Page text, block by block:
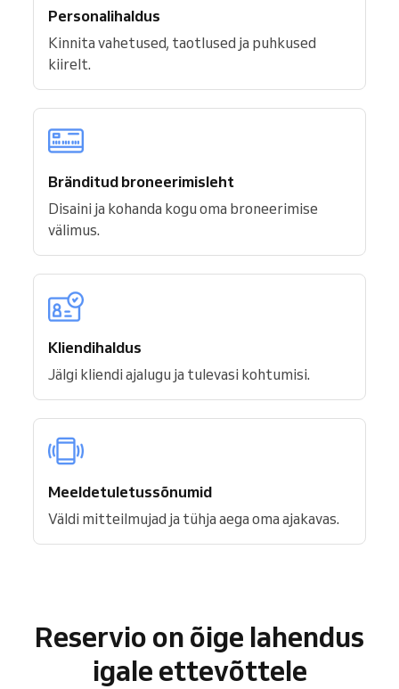
Personalihaldus
Kinnita vahetused, taotlused ja puhkused
kiirelt.
Bränditud broneerimisleht
Disaini ja kohanda kogu oma broneerimise
välimus.
Kliendihaldus
Jälgi kliendi ajalugu ja tulevasi kohtumisi.
Meeldetuletussõnumid
Väldi mitteilmujad ja tühja aega oma ajakavas.
Reservio on õige lahendus
igale ettevõttele